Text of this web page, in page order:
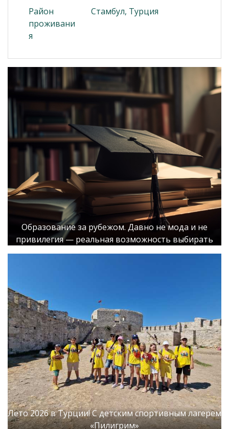
Район
проживани
я
Стамбул, Турция
Образование за рубежом. Давно не мода и не
привилегия — реальная возможность выбирать
Лето 2026 в Турции! С детским спортивным лагерем
«Пилигрим»